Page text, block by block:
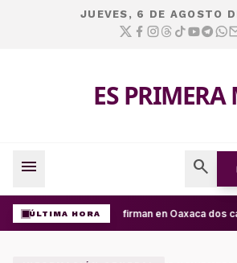
JUEVES, 6 DE AGOSTO
ES PRIMERA
menu search
ÚLTIMA HORA Confirman en Oaxaca dos